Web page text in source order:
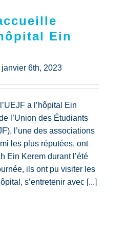
Ein
janvier 6th, 2023
a l’hôpital Ein
l’Union des Étudiants
l’une des associations
les plus réputées, ont
Ein Kerem durant l’été
ils ont pu visiter les
s’entretenir avec [...]